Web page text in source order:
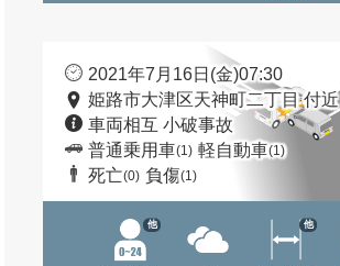
2021年7月16日(金)07:30
姫路市大津区天神町二丁目 付近
車両相互 小破事故
普通乗用車(1) 軽自動車(1)
死亡(0) 負傷(1)
他 他